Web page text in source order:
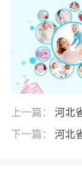
上一篇： 河北
览：从石家庄
下一篇： 河北